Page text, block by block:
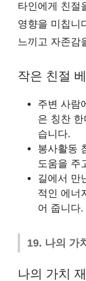
타인에게 친절
영향을 미칩니
느끼고 자존감
작은 친절
주변 사람
은 칭찬
습니다.
봉사활동
도움을 주
길에서 만
적인 에너
어 줍니다.
19. 나의 가
나의 가치